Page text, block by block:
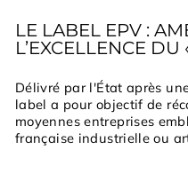
LE LABEL EPV :
L’EXCELLENCE
Délivré par l'État après
label a pour objectif de
moyennes entreprises
française industrielle ou